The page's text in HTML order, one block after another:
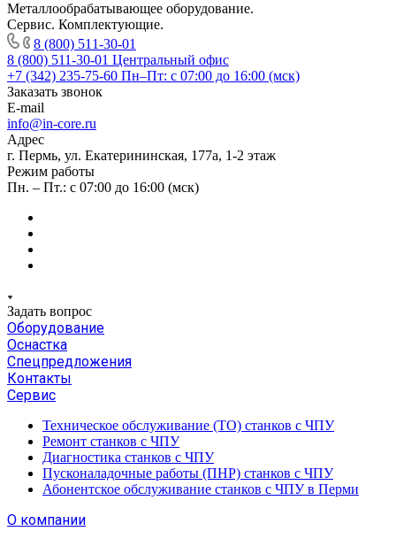
Металлообрабатывающее оборудование.
Сервис. Комплектующие.
8 (800) 511-30-01
8 (800) 511-30-01 Центральный офис
+7 (342) 235-75-60 Пн–Пт: с 07:00 до 16:00 (мск)
Заказать звонок
E-mail
info@in-core.ru
Адрес
г. Пермь, ул. ​Екатерининская, 177а, ​1-2 этаж
Режим работы
Пн. – Пт.: с 07:00 до 16:00 (мск)
Задать вопрос
Оборудование
Оснастка
Спецпредложения
Контакты
Сервис
Техническое обслуживание (ТО) станков с ЧПУ
Ремонт станков с ЧПУ
Диагностика станков с ЧПУ
Пусконаладочные работы (ПНР) станков с ЧПУ
Абонентское обслуживание станков с ЧПУ в Перми
О компании